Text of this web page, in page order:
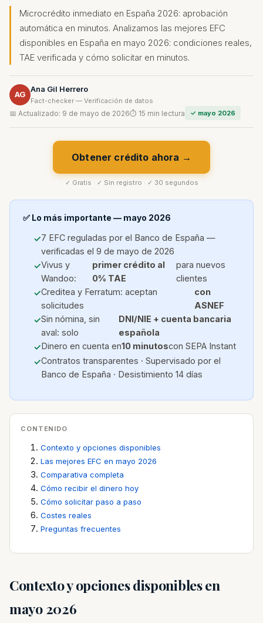
Microcrédito inmediato en España 2026: aprobación
automática en minutos. Analizamos las mejores EFC
disponibles en España en mayo 2026: condiciones reales,
TAE verificada y cómo solicitar en minutos.
AG
Ana Gil Herrero
Fact-checker — Verificación de datos
📅 Actualizado: 9 de mayo de 2026⏱ 15 min lectura ✓ mayo 2026
Obtener crédito ahora →
✓ Gratis · ✓ Sin registro · ✓ 30 segundos
✅ Lo más importante — mayo 2026
7 EFC reguladas por el Banco de España —
verificadas el 9 de mayo de 2026
Vivus y
Wandoo:
primer crédito al
0% TAE
para nuevos
clientes
Creditea y Ferratum: aceptan
solicitudes
con
ASNEF
Sin nómina, sin
aval: solo
DNI/NIE + cuenta bancaria
española
Dinero en cuenta en10 minutoscon SEPA Instant
Contratos transparentes · Supervisado por el
Banco de España · Desistimiento 14 días
CONTENIDO
Contexto y opciones disponibles
Las mejores EFC en mayo 2026
Comparativa completa
Cómo recibir el dinero hoy
Cómo solicitar paso a paso
Costes reales
Preguntas frecuentes
Contexto y opciones disponibles en
mayo 2026